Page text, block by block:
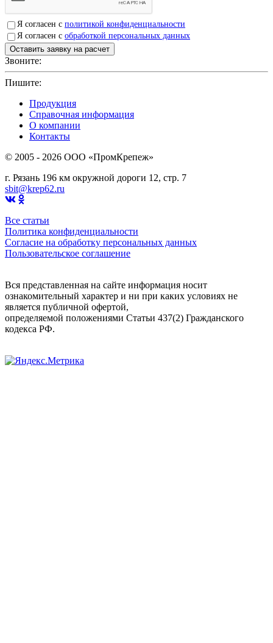
Я согласен с политикой конфиденциальности
Я согласен с обработкой персональных данных
Звоните:
Пишите:
Продукция
Справочная информация
О компании
Контакты
© 2005 - 2026 OOO «ПромКрепеж»
г. Рязань 196 км окружной дороги 12, стр. 7
sbit@krep62.ru
Все статьи
Политика конфиденциальности
Согласие на обработку персональных данных
Пользовательское соглашение
Вся представленная на сайте информация носит
ознакомительный характер и ни при каких условиях не
является публичной офертой,
определяемой положениями Статьи 437(2) Гражданского
кодекса РФ.